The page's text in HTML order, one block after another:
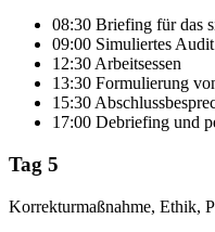
08:30 Briefing für das
09:00 Simuliertes
12:30 Arbeitsessen
13:30 Formulierung
15:30
17:00 Debriefing und
Tag 5
Korrekturmaßnahme, Ethik,